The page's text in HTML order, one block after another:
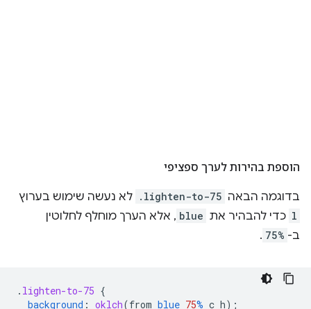
הוספת בהירות לערך ספציפי
בדוגמה הבאה .lighten-to-75 לא נעשה שימוש בערוץ
l כדי להבהיר את blue , אלא הערך מוחלף לחלוטין
ב- 75%
.
. lighten-to-75 {
background : oklch(from blue 75% c h);